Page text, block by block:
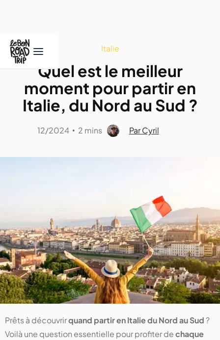
Italie
Quel est le meilleur
moment pour partir en
Italie, du Nord au Sud ?
12/2024 • 2 mins Par Cyril
Prêts à découvrirquand partir en Italie du Nord au Sud?
Voilà une question essentielle pour profiter dechaque